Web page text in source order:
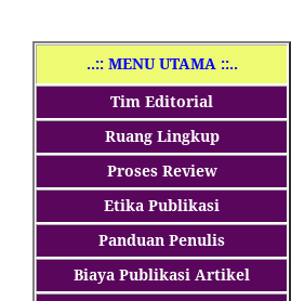
..:: MENU UTAMA ::..
Tim Editorial
Ruang Lingkup
Proses Review
Etika Publikasi
Panduan Penulis
Biaya Publikasi Artikel